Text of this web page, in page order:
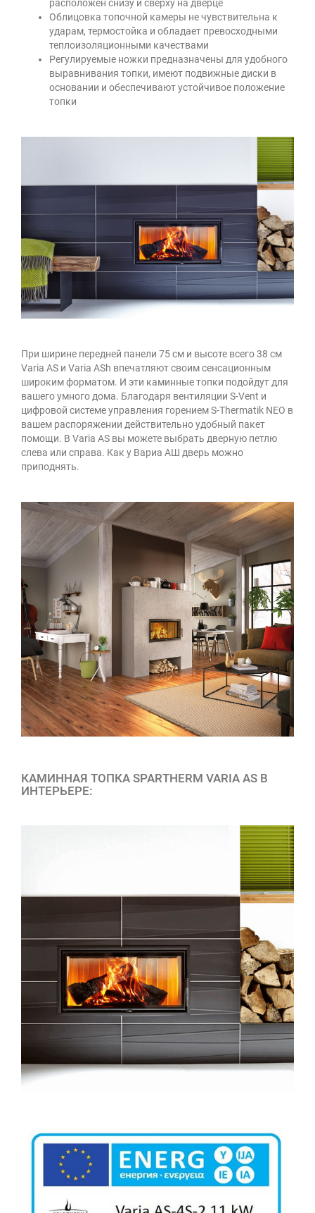
расположен снизу и сверху на дверце
Облицовка топочной камеры не чувствительна к
ударам, термостойка и обладает превосходными
теплоизоляционными качествами
Регулируемые ножки предназначены для удобного
выравнивания топки, имеют подвижные диски в
основании и обеспечивают устойчивое положение
топки
При ширине передней панели 75 см и высоте всего 38 см
Varia AS и Varia ASh впечатляют своим сенсационным
широким форматом. И эти каминные топки подойдут для
вашего умного дома. Благодаря вентиляции S-Vent и
цифровой системе управления горением S-Thermatik NEO в
вашем распоряжении действительно удобный пакет
помощи. В Varia AS вы можете выбрать дверную петлю
слева или справа. Как у Вариа АШ дверь можно
приподнять.
КАМИННАЯ ТОПКА SPARTHERM VARIA AS В
ИНТЕРЬЕРЕ: